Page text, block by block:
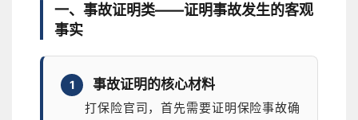
一、事故证明类——证明事故发生的客观
事实
1 事故证明的核心材料
打保险官司，首先需要证明保险事故确